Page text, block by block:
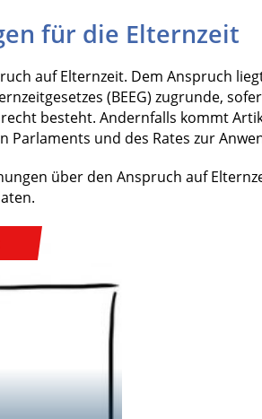
für die Elternzeit
auf Elternzeit. Dem Anspruch
(BEEG) zugrunde,
besteht. Andernfalls kommt
Parlaments und des Rates zur
über den Anspruch auf